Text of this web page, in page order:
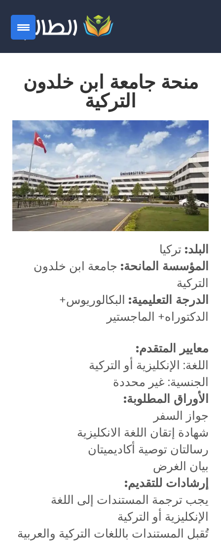
منحة جامعة ابن خلدون
التركية
البلد: تركيا
المؤسسة المانحة: جامعة ابن خلدون
التركية
الدرجة التعليمية: البكالوريوس+
الدكتوراه+ الماجستير
معايير المتقدم:
اللغة: الإنكليزية أو التركية
الجنسية: غير محددة
الأوراق المطلوبة:
جواز السفر
شهادة إتقان اللغة الانكليزية
رسالتان توصية أكاديميتان
بيان الغرض
إرشادات للتقديم:
يجب ترجمة المستندات إلى اللغة
الإنكليزية أو التركية
تُقبل المستندات باللغات التركية والعربية